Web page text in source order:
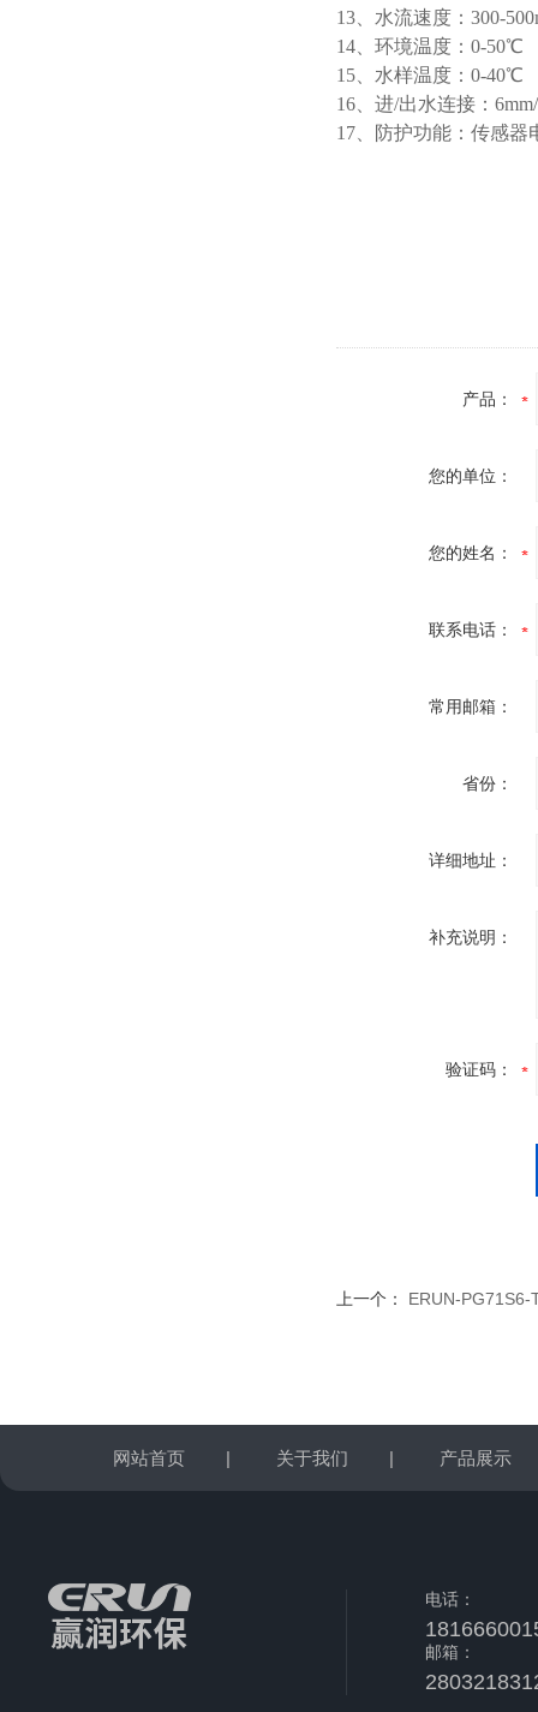
13、水流速度：300-
14、环境温度：0-50℃
15、水样温度：0-40℃
16、进/出水连接：
17、防护功能：传感器
产品：
您的单位：
您的姓名：
联系电话：
常用邮箱：
省份：
详细地址：
补充说明：
验证码：
上一个： ERUN-PG71S6-
网站首页 | 关于我们 | 产品展示
电话：
邮箱：